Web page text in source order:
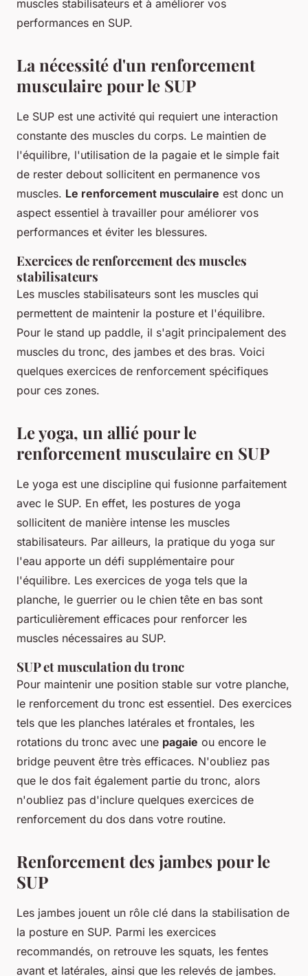
muscles stabilisateurs et à améliorer vos
performances en SUP.
La nécessité d'un renforcement
musculaire pour le SUP
Le SUP est une activité qui requiert une interaction
constante des muscles du corps. Le maintien de
l'équilibre, l'utilisation de la pagaie et le simple fait
de rester debout sollicitent en permanence vos
muscles. Le renforcement musculaire est donc un
aspect essentiel à travailler pour améliorer vos
performances et éviter les blessures.
Exercices de renforcement des muscles
stabilisateurs
Les muscles stabilisateurs sont les muscles qui
permettent de maintenir la posture et l'équilibre.
Pour le stand up paddle, il s'agit principalement des
muscles du tronc, des jambes et des bras. Voici
quelques exercices de renforcement spécifiques
pour ces zones.
Le yoga, un allié pour le
renforcement musculaire en SUP
Le yoga est une discipline qui fusionne parfaitement
avec le SUP. En effet, les postures de yoga
sollicitent de manière intense les muscles
stabilisateurs. Par ailleurs, la pratique du yoga sur
l'eau apporte un défi supplémentaire pour
l'équilibre. Les exercices de yoga tels que la
planche, le guerrier ou le chien tête en bas sont
particulièrement efficaces pour renforcer les
muscles nécessaires au SUP.
SUP et musculation du tronc
Pour maintenir une position stable sur votre planche,
le renforcement du tronc est essentiel. Des exercices
tels que les planches latérales et frontales, les
rotations du tronc avec une pagaie ou encore le
bridge peuvent être très efficaces. N'oubliez pas
que le dos fait également partie du tronc, alors
n'oubliez pas d'inclure quelques exercices de
renforcement du dos dans votre routine.
Renforcement des jambes pour le
SUP
Les jambes jouent un rôle clé dans la stabilisation de
la posture en SUP. Parmi les exercices
recommandés, on retrouve les squats, les fentes
avant et latérales, ainsi que les relevés de jambes.